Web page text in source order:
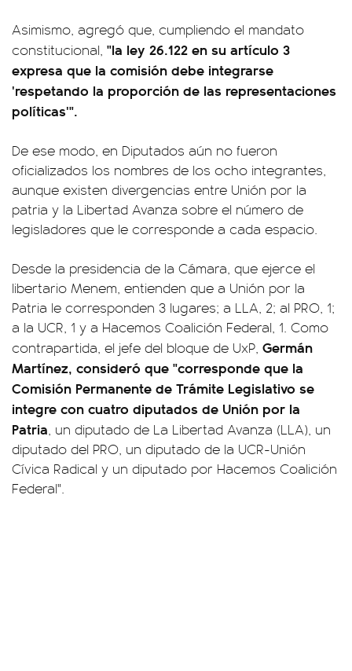
Asimismo, agregó que, cumpliendo el mandato
constitucional, "la ley 26.122 en su artículo 3
expresa que la comisión debe integrarse
'respetando la proporción de las representaciones
políticas'".
De ese modo, en Diputados aún no fueron
oficializados los nombres de los ocho integrantes,
aunque existen divergencias entre Unión por la
patria y la Libertad Avanza sobre el número de
legisladores que le corresponde a cada espacio.
Desde la presidencia de la Cámara, que ejerce el
libertario Menem, entienden que a Unión por la
Patria le corresponden 3 lugares; a LLA, 2; al PRO, 1;
a la UCR, 1 y a Hacemos Coalición Federal, 1. Como
contrapartida, el jefe del bloque de UxP, Germán
Martínez, consideró que "corresponde que la
Comisión Permanente de Trámite Legislativo se
integre con cuatro diputados de Unión por la
Patria, un diputado de La Libertad Avanza (LLA), un
diputado del PRO, un diputado de la UCR-Unión
Cívica Radical y un diputado por Hacemos Coalición
Federal".